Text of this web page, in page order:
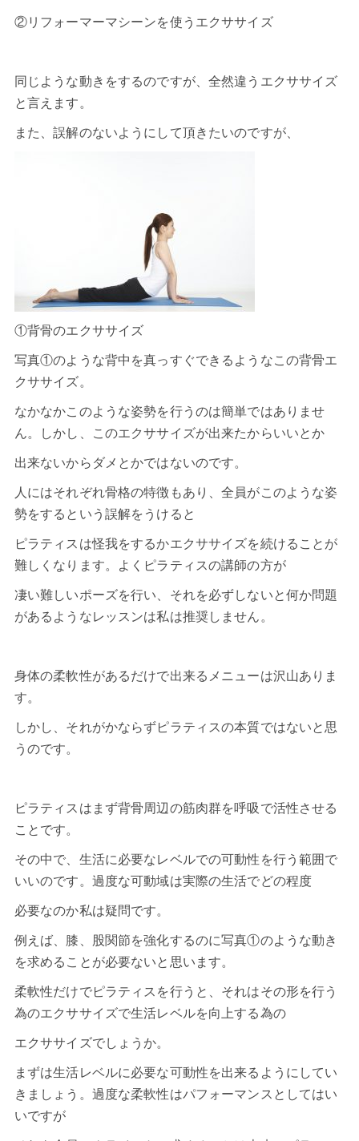
②リフォーマーマシーンを使うエクササイズ
同じような動きをするのですが、全然違うエクササイズ
と言えます。
また、誤解のないようにして頂きたいのですが、
①背骨のエクササイズ
写真①のような背中を真っすぐできるようなこの背骨エ
クササイズ。
なかなかこのような姿勢を行うのは簡単ではありませ
ん。しかし、このエクササイズが出来たからいいとか
出来ないからダメとかではないのです。
人にはそれぞれ骨格の特徴もあり、全員がこのような姿
勢をするという誤解をうけると
ピラティス は怪我をするかエクササイズを続けることが
難しくなります。よくピラティスの講師の方が
凄い難しいポーズを行い、それを必ずしないと何か問題
があるようなレッスンは私は推奨しません。
身体の柔軟性があるだけで出来るメニューは沢山ありま
す。
しかし、それがかならずピラティスの本質ではないと思
うのです。
ピラティス はまず背骨周辺の筋肉群を呼吸で活性させる
ことです。
その中で、生活に必要なレベルでの可動性を行う範囲で
いいのです。過度な可動域は実際の生活でどの程度
必要なのか私は疑問です。
例えば、膝、股関節を強化するのに写真①のような動き
を求めることが必要ないと思います。
柔軟性だけでピラティスを行うと、それはその形を行う
為のエクササイズで生活レベルを向上する為の
エクササイズでしょうか。
まずは生活レベルに必要な可動性を出来るようにしてい
きましょう。過度な柔軟性はパフォーマンスとしてはい
いですが